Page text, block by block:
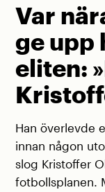
Var
ge upp
eliten:
Han överlevde
innan någon
slog Kristoffer
fotbollsplanen.